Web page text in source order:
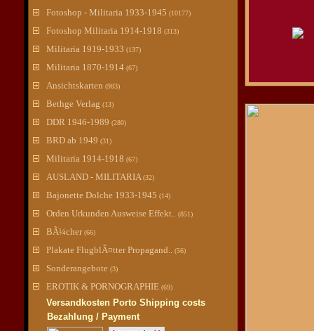
Fotoshop - Militaria 1933-1945 (10177)
Fotoshop Militaria 1914-1918 (313)
Militaria 1919-1933 (137)
Militaria 1870-1914 (67)
Ansichtskarten (983)
Bethge Verlag (13)
DDR 1946-1989 (280)
BRD ab 1949 (31)
Militaria 1914-1918 (67)
AUSLAND - MILITARIA (32)
Bajonette Dolche 1933-1945 (14)
Orden Urkunden Ausweise Effekt.. (851)
BÃ¼cher (66)
Plakate FlugblÃ¤tter Propagand.. (56)
Sonderangebote (3)
EROTIK & PORNOGRAPHIE (69)
Versandkosten Porto Shipping costs
Bezahlung / Payment